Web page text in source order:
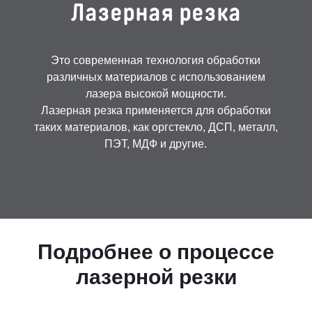
Изделия на заказ
Оплата и доставка
Гарантия
Лазерная резка
Это современная технология обработки
различных материалов с использованием
лазера высокой мощности.
Лазерная резка применяется для обработки
таких материалов, как оргстекло, ДСП, металл,
ПЭТ, МДФ и другие.
Подробнее о процессе
лазерной резки